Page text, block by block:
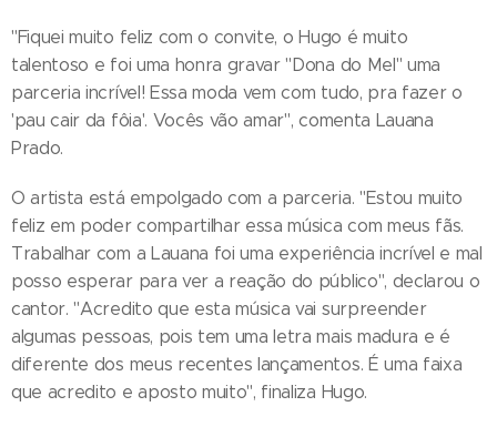
"Fiquei muito feliz com o convite, o Hugo é muito
talentoso e foi uma honra gravar "Dona do Mel" uma
parceria incrível! Essa moda vem com tudo, pra fazer o
'pau cair da fôia'. Vocês vão amar", comenta Lauana
Prado.
O artista está empolgado com a parceria. "Estou muito
feliz em poder compartilhar essa música com meus fãs.
Trabalhar com a Lauana foi uma experiência incrível e mal
posso esperar para ver a reação do público", declarou o
cantor. "Acredito que esta música vai surpreender
algumas pessoas, pois tem uma letra mais madura e é
diferente dos meus recentes lançamentos. É uma faixa
que acredito e aposto muito", finaliza Hugo.